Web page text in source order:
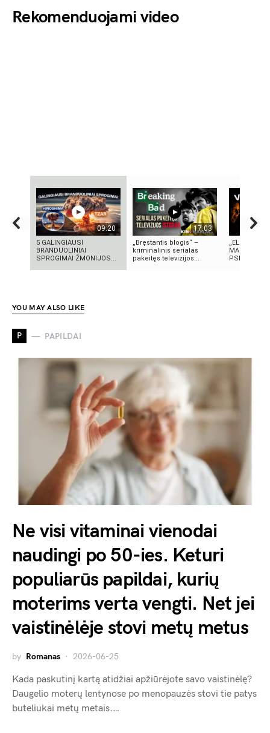
Rekomenduojami video
09:20
5 GALINGIAUSI
BRANDUOLINIAI
SPROGIMAI ŽMONIJOS...
17:03
„Bręstantis blogis“ –
kriminalinis serialas
pakeitęs televizijos...
„ELEKTROS
MASINĖ
PSICHOZĖ
YOU MAY ALSO LIKE
P PAPILDAI
Ne visi vitaminai vienodai
naudingi po 50-ies. Keturi
populiarūs papildai, kurių
moterims verta vengti. Net jei
vaistinėlėje stovi metų metus
by Romanas 2026-06-25
Kada paskutinį kartą atidžiai apžiūrėjote savo vaistinėlę?
Daugelio moterų lentynose po menopauzės stovi tie patys
buteliukai metų metais.…